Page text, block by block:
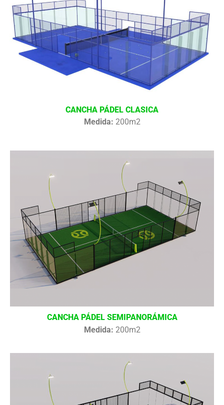
CANCHA PÁDEL CLASICA
Medida: 200m2
CANCHA PÁDEL SEMIPANORÁMICA
Medida: 200m2